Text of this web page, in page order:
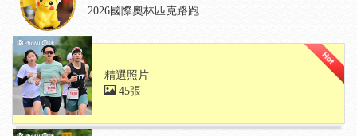
2026國際奧林匹克路跑
精選照片
45張